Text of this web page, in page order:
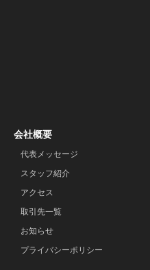
会社概要
代表メッセージ
スタッフ紹介
アクセス
取引先一覧
お知らせ
プライバシーポリシー